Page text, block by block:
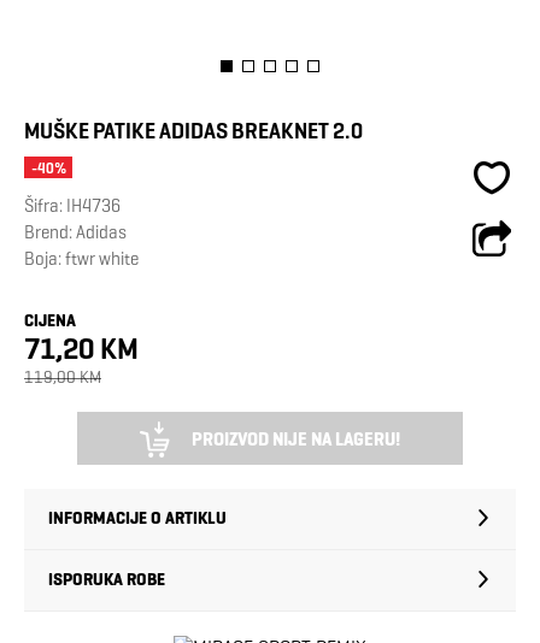
MUŠKE PATIKE ADIDAS BREAKNET 2.0
-40%
Šifra: IH4736
Brend:Adidas
Boja: ftwr white
CIJENA
71,20 KM
119,00 KM
PROIZVOD NIJE NA LAGERU!
INFORMACIJE O ARTIKLU
ISPORUKA ROBE